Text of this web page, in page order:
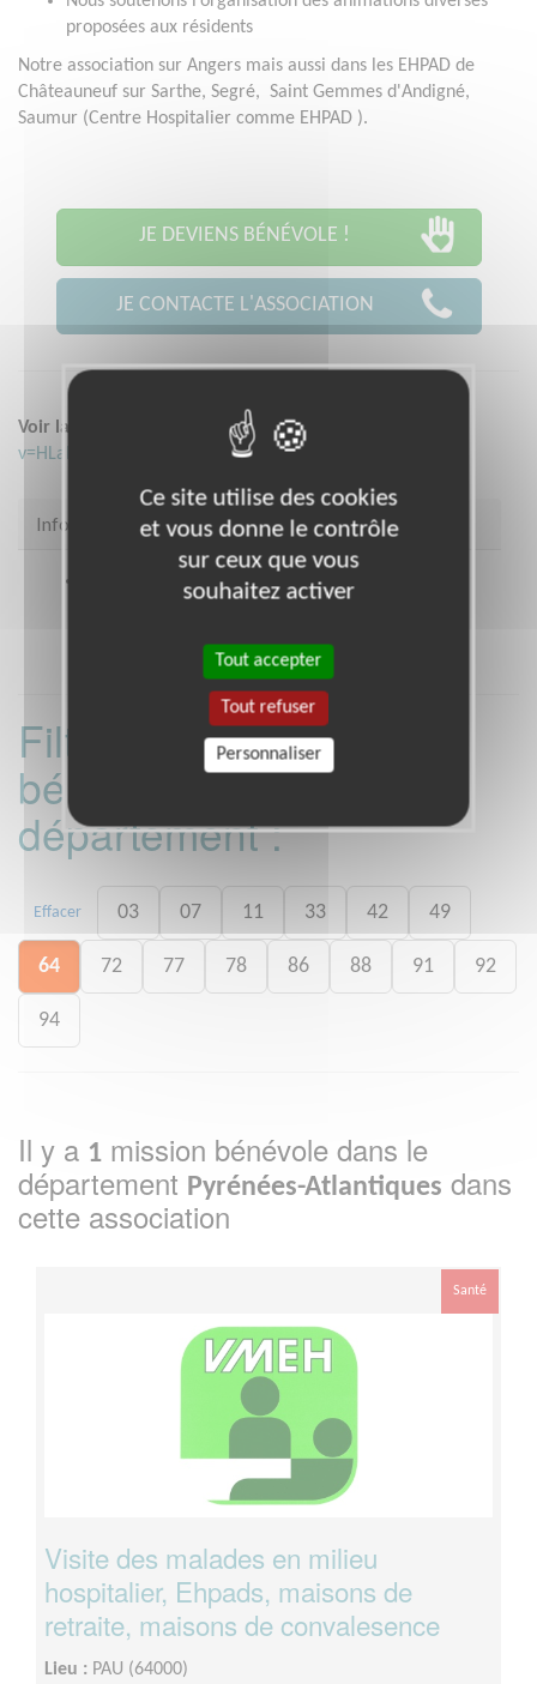
proposées aux résidents
Notre association sur Angers mais aussi dans les EHPAD de
Châteauneuf sur Sarthe, Segré, Saint Gemmes d'Andigné,
Saumur (Centre Hospitalier comme EHPAD ).
JE DEVIENS BÉNÉVOLE !
JE CONTACTE L'ASSOCIATION
Voir la vidéo :
https://www.youtube.com/watch?
v=HLaD84h_498
Infos pratiques
29 rue des Fours à Chaux ANGERS
Filtrer les missions
bénévoles par
département :
Effacer 03 07 11 33 42 49
64 72 77 78 86 88 91 92
94
Il y a 1 mission bénévole dans le
département Pyrénées-Atlantiques dans
cette association
Santé
Visite des malades en milieu
hospitalier, Ehpads, maisons de
retraite, maisons de convalesence
Lieu : PAU (64000)
Ce site utilise des cookies
et vous donne le contrôle
sur ceux que vous
souhaitez activer
Tout accepter
Tout refuser
Personnaliser